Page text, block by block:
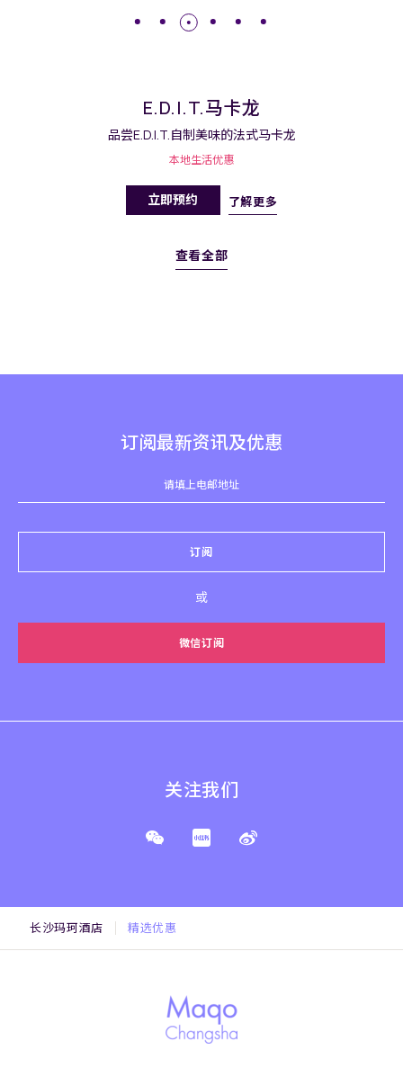
E.D.I.T.马卡龙
品尝E.D.I.T.自制美味的法式马卡龙
本地生活优惠
立即预约 了解更多
查看全部
订阅最新资讯及优惠
订阅
或
微信订阅
关注我们
长沙玛珂酒店 精选优惠